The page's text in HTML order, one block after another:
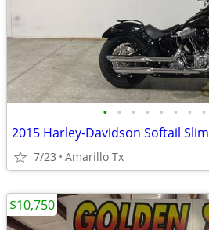
• • • • • • • •
2015 Harley-Davidson Softail Slim
7/23 Amarillo Tx
$10,750